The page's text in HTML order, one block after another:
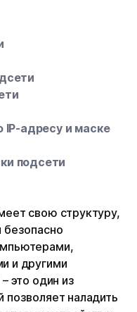
IP-адресу и маске
подсети
свою структуру,
безопасно
и другими
это один из
наладить